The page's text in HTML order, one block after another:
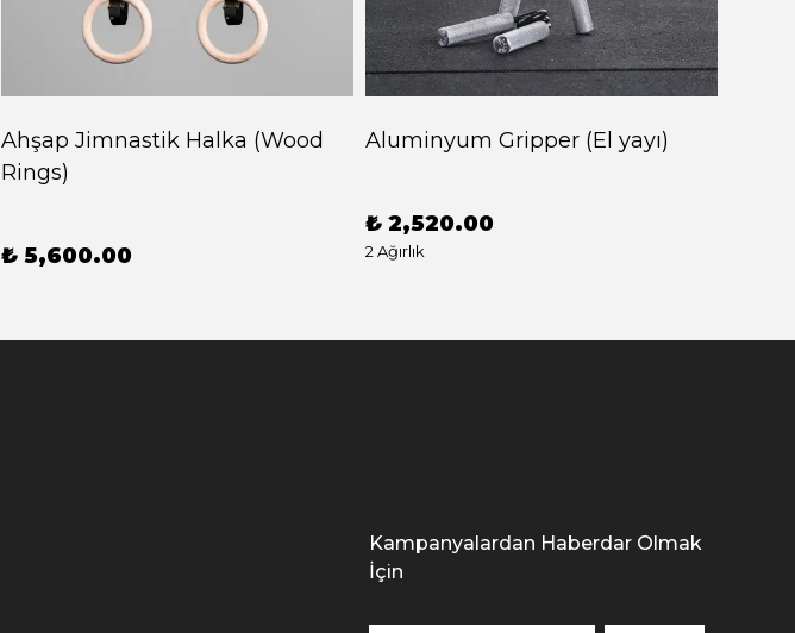
Ahşap Jimnastik Halka (Wood
Rings)
₺ 5,600.00
Aluminyum Gripper (El yayı)
₺ 2,520.00
2 Ağırlık
Kampanyalardan Haberdar Olmak
İçin